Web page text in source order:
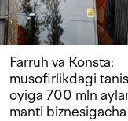
Farruh va Konsta:
musofirlikdagi
oyiga 700 mln
manti biznesigacha